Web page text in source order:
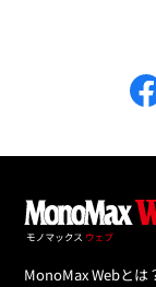
MonoMax Webとは